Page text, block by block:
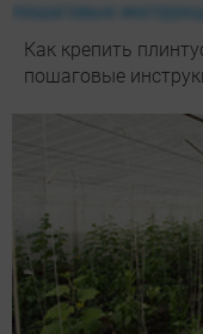
Как крепить
пошаговые